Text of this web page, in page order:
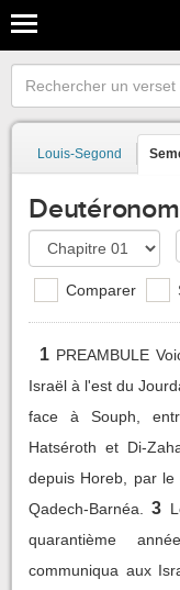
Louis-Segond
Comparer
1 PREAMBULE
Israël à l'est du
face à Souph,
Hatséroth et Di-
depuis Horeb, par
Qadech-Barnéa.
3
quarantième
communiqua aux